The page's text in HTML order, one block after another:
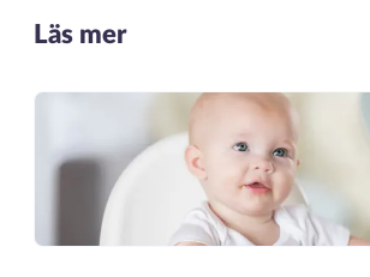
Läs mer